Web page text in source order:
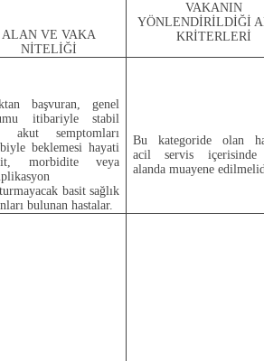
ALAN VE VAKA
NİTELİĞİ
VAKANIN
YÖNLENDİRİLDİĞİ
KRİTERLERİ
başvuran, genel
itibariyle stabil
akut semptomları
beklemesi hayati
morbidite veya
basit sağlık
bulunan hastalar.
Bu kategoride olan
acil servis içerisinde
alanda muayene